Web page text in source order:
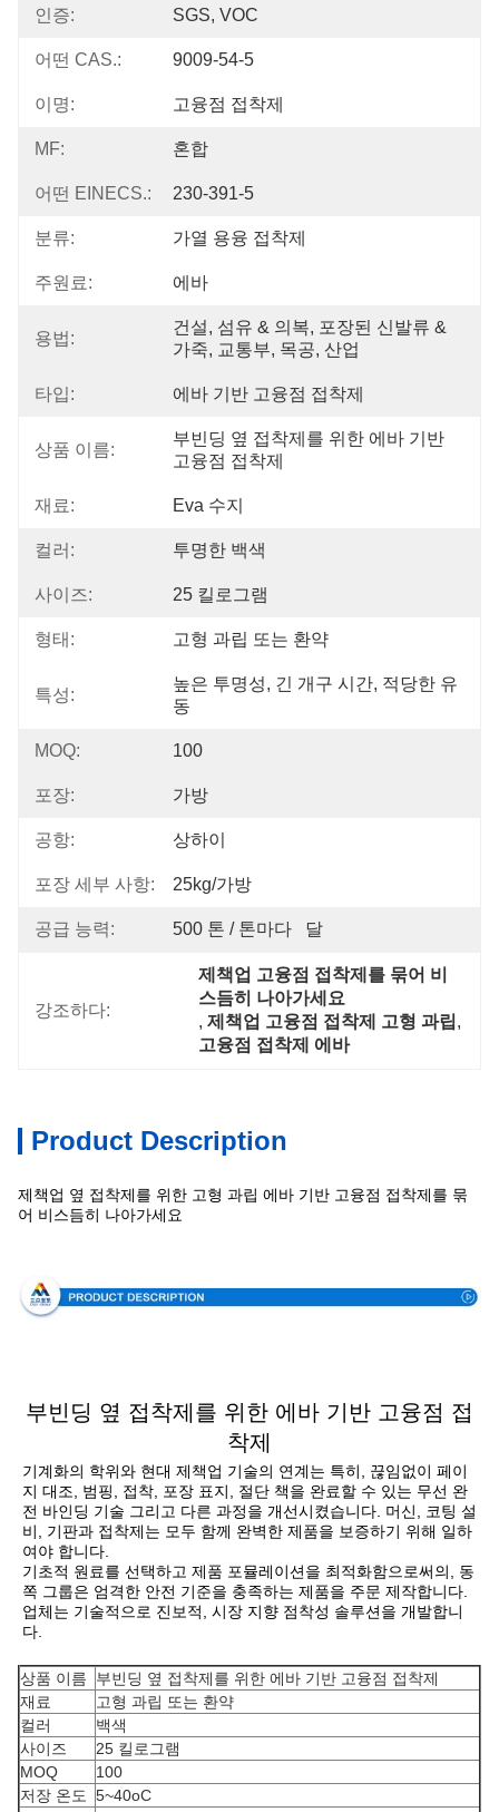
인증: SGS, VOC
어떤 CAS.: 9009-54-5
이명: 고융점 접착제
MF: 혼합
어떤 EINECS.: 230-391-5
분류: 가열 용융 접착제
주원료: 에바
용법:
건설, 섬유 & 의복, 포장된 신발류 &
가죽, 교통부, 목공, 산업
타입: 에바 기반 고융점 접착제
상품 이름:
부빈딩 옆 접착제를 위한 에바 기반
고융점 접착제
재료: Eva 수지
컬러: 투명한 백색
사이즈: 25 킬로그램
형태: 고형 과립 또는 환약
특성:
높은 투명성, 긴 개구 시간, 적당한 유
동
MOQ: 100
포장: 가방
공항: 상하이
포장 세부 사항: 25kg/가방
공급 능력: 500 톤 / 톤마다   달
강조하다:
제책업 고융점 접착제를 묶어 비
스듬히 나아가세요
, 제책업 고융점 접착제 고형 과립
고융점 접착제 에바
Product Description
제책업 옆 접착제를 위한 고형 과립 에바 기반 고융점 접착제를 묶
어 비스듬히 나아가세요
부빈딩 옆 접착제를 위한 에바 기반 고융점 접
착제
기계화의 학위와 현대 제책업 기술의 연계는 특히, 끊임없이 페이
지 대조, 범핑, 접착, 포장 표지, 절단 책을 완료할 수 있는 무선 완
전 바인딩 기술 그리고 다른 과정을 개선시켰습니다. 머신, 코팅 설
비, 기판과 접착제는 모두 함께 완벽한 제품을 보증하기 위해 일하
여야 합니다.
기초적 원료를 선택하고 제품 포뮬레이션을 최적화함으로써의, 동
쪽 그룹은 엄격한 안전 기준을 충족하는 제품을 주문 제작합니다.
업체는 기술적으로 진보적, 시장 지향 점착성 솔루션을 개발합니
다.
상품 이름
부빈딩 옆 접착제를 위한 에바 기반 고융점 접착제
재료
고형 과립 또는 환약
컬러
백색
사이즈
25 킬로그램
MOQ
100
저장 온도
5~40oC